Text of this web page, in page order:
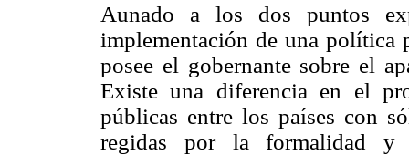
Aunado a los dos puntos
implementación de una política
posee el gobernante sobre el
Existe una diferencia en el
públicas entre los países con
regidas por la formalidad y